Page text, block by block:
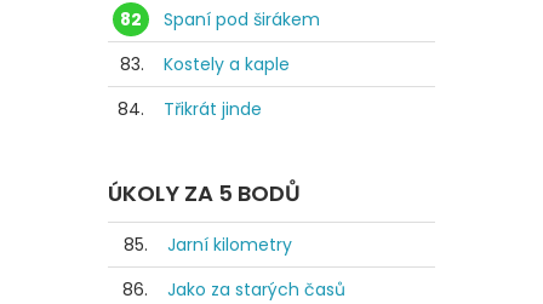
82
Spaní pod širákem
83.
Kostely a kaple
84.
Třikrát jinde
ÚKOLY ZA 5 BODŮ
85.
Jarní kilometry
86.
Jako za starých časů